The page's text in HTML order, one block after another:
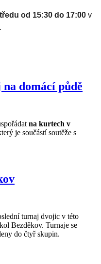
od 15:30 do 17:00 v
domácí půdě
na kurtech v
je součástí soutěže s
turnaj dvojic v této
Bezděkov. Turnaje se
do čtyř skupin.